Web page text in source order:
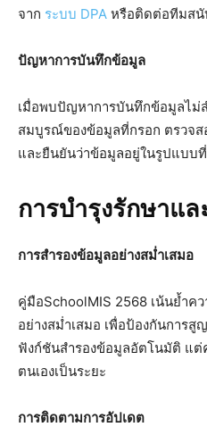
จาก ระบบ DPA หรือติดต่อทีมสนั
ปัญหาการบันทึกข้อมูล
เมื่อพบปัญหาการบันทึกข้อมูลไม่
สมบูรณ์ของข้อมูลที่กรอก ตรวจ
และยืนยันว่าข้อมูลอยู่ในรูปแบบ
การบำรุงรักษาแ
การสำรองข้อมูลอย่างสม่ำเสมอ
คู่มือSchoolMIS 2568 เน้นย้ำค
อย่างสม่ำเสมอ เพื่อป้องกันการ
ฟังก์ชันสำรองข้อมูลอัตโนมัติ แต่
ตนเองเป็นระยะ
การติดตามการอัปเดต